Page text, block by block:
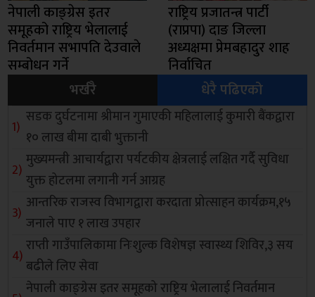
नेपाली काङ्ग्रेस इतर
समूहको राष्ट्रिय भेलालाई
निवर्तमान सभापति देउवाले
सम्बोधन गर्ने
राष्ट्रिय प्रजातन्त्र पार्टी
(राप्रपा) दाङ जिल्ला
अध्यक्षमा प्रेमबहादुर शाह
निर्वाचित
भर्खरै
धेरै पढिएको
सडक दुर्घटनामा श्रीमान गुमाएकी महिलालाई कुमारी बैंकद्वारा
१० लाख बीमा दाबी भुक्तानी
मुख्यमन्त्री आचार्यद्वारा पर्यटकीय क्षेत्रलाई लक्षित गर्दै सुविधा
युक्त होटलमा लगानी गर्न आग्रह
आन्तरिक राजस्व विभागद्वारा करदाता प्रोत्साहन कार्यक्रम,१५
जनाले पाए १ लाख उपहार
राप्ती गाउँपालिकामा निःशुल्क विशेषज्ञ स्वास्थ्य शिविर,३ सय
बढीले लिए सेवा
नेपाली काङ्ग्रेस इतर समूहको राष्ट्रिय भेलालाई निवर्तमान